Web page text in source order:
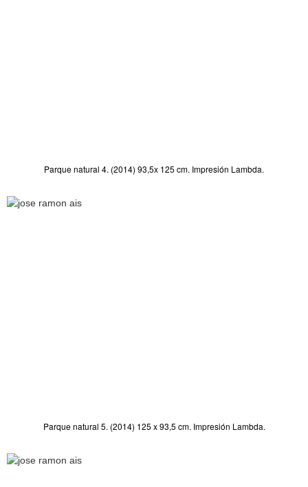
Parque natural 4. (2014) 93,5x 125 cm. Impresión Lambda.
Parque natural 5. (2014) 125 x 93,5 cm. Impresión Lambda.